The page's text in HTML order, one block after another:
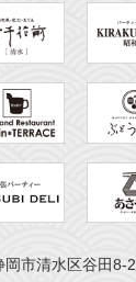
市清水区谷田8-2